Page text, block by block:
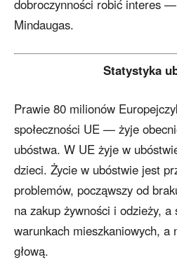
dobroczynności robić interes
Mindaugas.
Statystyka
Prawie 80 milionów
społeczności UE — żyje
ubóstwa. W UE żyje w
dzieci. Życie w ubóstwie jest
problemów, począwszy od
na zakup żywności i odzieży, a
warunkach mieszkaniowych, a
głową.